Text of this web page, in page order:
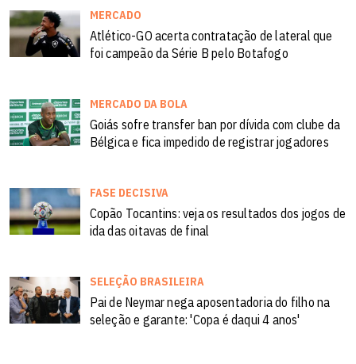
MERCADO
Atlético-GO acerta contratação de lateral que
foi campeão da Série B pelo Botafogo
MERCADO DA BOLA
Goiás sofre transfer ban por dívida com clube da
Bélgica e fica impedido de registrar jogadores
FASE DECISIVA
Copão Tocantins: veja os resultados dos jogos de
ida das oitavas de final
SELEÇÃO BRASILEIRA
Pai de Neymar nega aposentadoria do filho na
seleção e garante: 'Copa é daqui 4 anos'